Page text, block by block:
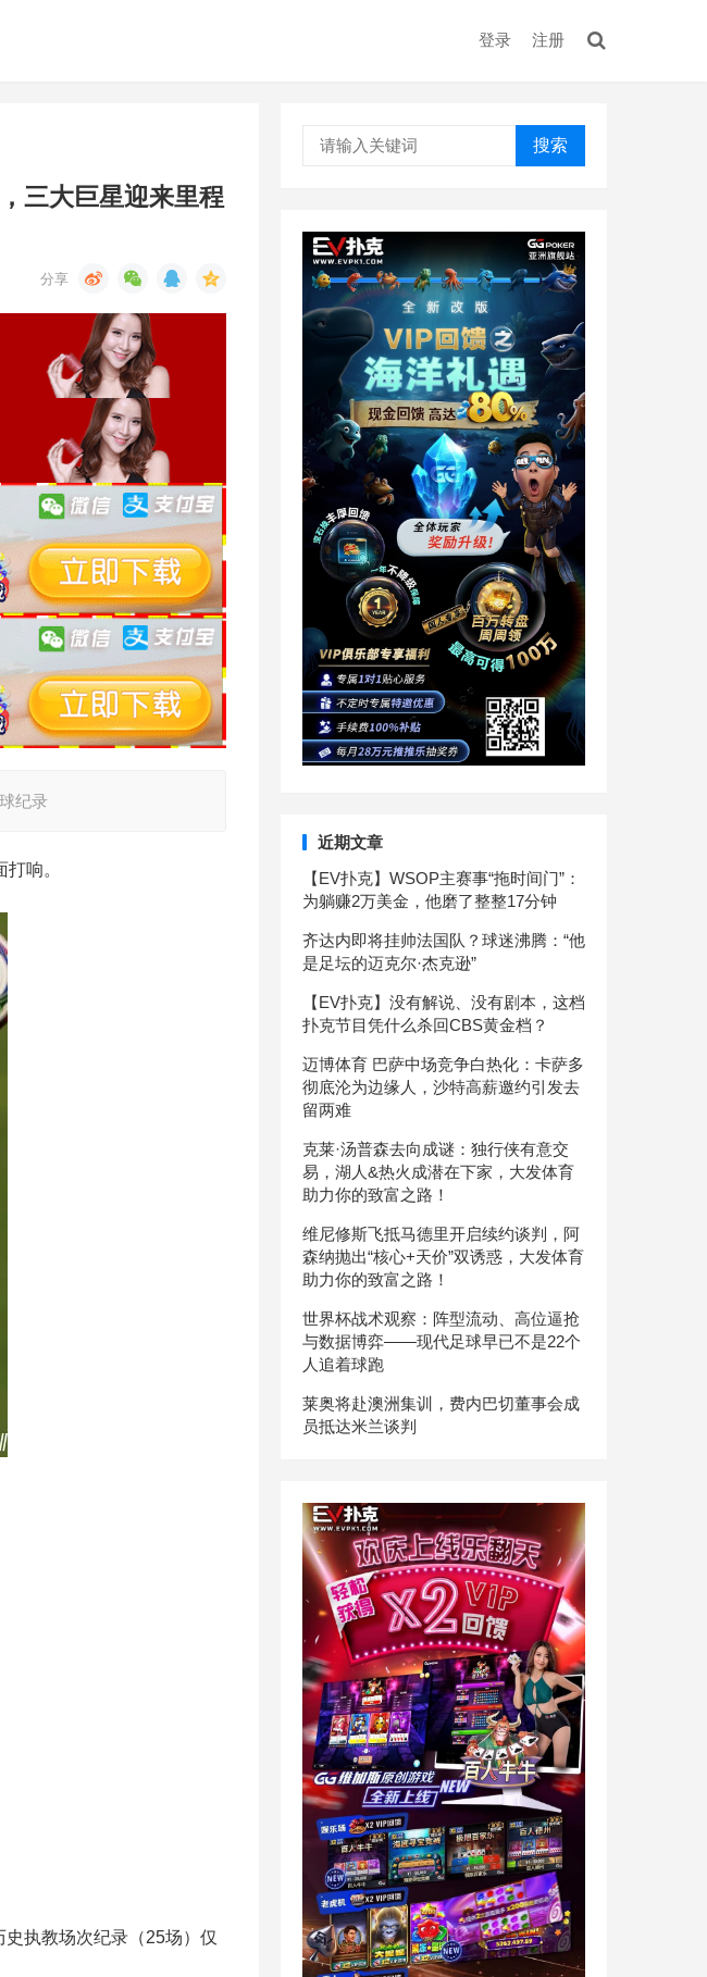
登录 注册
三大巨星迎来里程
纪录
响。
执教场次纪录（25场）仅
搜索
近期文章
【EV扑克】WSOP主赛事“拖时间门”：
为躺赚2万美金，他磨了整整17分钟
齐达内即将挂帅法国队？球迷沸腾：“他
是足坛的迈克尔·杰克逊”
【EV扑克】没有解说、没有剧本，这档
扑克节目凭什么杀回CBS黄金档？
迈博体育 巴萨中场竞争白热化：卡萨多
彻底沦为边缘人，沙特高薪邀约引发去
留两难
克莱·汤普森去向成谜：独行侠有意交
易，湖人&热火成潜在下家，大发体育
助力你的致富之路！
维尼修斯飞抵马德里开启续约谈判，阿
森纳抛出“核心+天价”双诱惑，大发体育
助力你的致富之路！
世界杯战术观察：阵型流动、高位逼抢
与数据博弈——现代足球早已不是22个
人追着球跑
莱奥将赴澳洲集训，费内巴切董事会成
员抵达米兰谈判